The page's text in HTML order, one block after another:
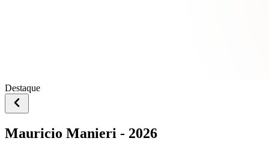
Destaque
Mauricio Manieri - 2026